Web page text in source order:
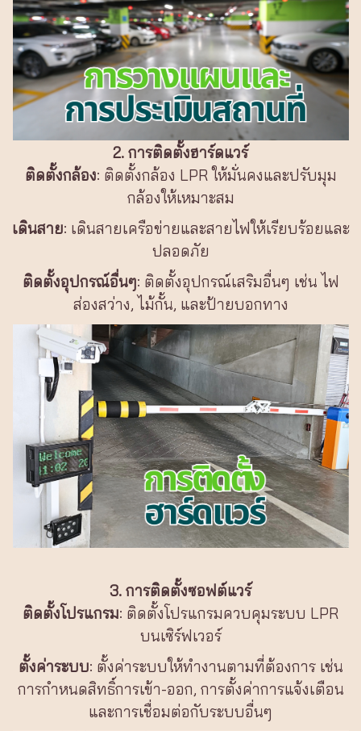
2. การติดตั้งฮาร์ดแวร์
ติดตั้งกล้อง: ติดตั้งกล้อง LPR ให้มั่นคงและปรับมุม
กล้องให้เหมาะสม
เดินสาย: เดินสายเครือข่ายและสายไฟให้เรียบร้อยและ
ปลอดภัย
ติดตั้งอุปกรณ์อื่นๆ: ติดตั้งอุปกรณ์เสริมอื่นๆ เช่น ไฟ
ส่องสว่าง, ไม้กั้น, และป้ายบอกทาง
3. การติดตั้งซอฟต์แวร์
ติดตั้งโปรแกรม: ติดตั้งโปรแกรมควบคุมระบบ LPR
บนเซิร์ฟเวอร์
ตั้งค่าระบบ: ตั้งค่าระบบให้ทำงานตามที่ต้องการ เช่น
การกำหนดสิทธิ์การเข้า-ออก, การตั้งค่าการแจ้งเตือน
และการเชื่อมต่อกับระบบอื่นๆ